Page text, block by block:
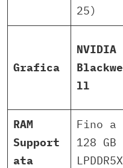
25)
Grafica
NVIDIA
Blackwe
ll
RAM
Support
ata
Fino a
128 GB
LPDDR5X